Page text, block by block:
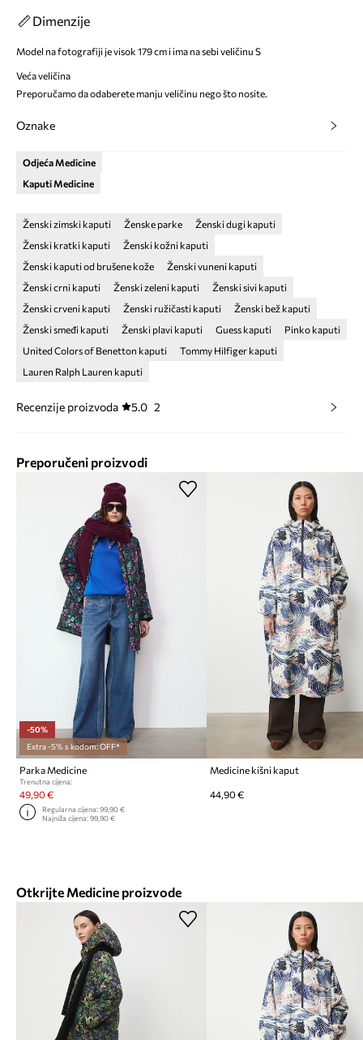
Dimenzije
Model na fotografiji je visok 179 cm i ima na sebi veličinu S
Veća veličina
Preporučamo da odaberete manju veličinu nego što nosite.
Oznake
Odjeća Medicine
Kaputi Medicine
Ženski zimski kaputi Ženske parke
Ženski dugi kaputi
Ženski kratki kaputi
Ženski kožni kaputi
Ženski kaputi od brušene kože
Ženski vuneni kaputi
Ženski crni kaputi
Ženski zeleni kaputi
Ženski sivi kaputi
Ženski crveni kaputi
Ženski ružičasti kaputi
Ženski bež kaputi
Ženski smeđi kaputi
Ženski plavi kaputi Guess kaputi
Pinko kaputi
United Colors of Benetton kaputi
Tommy Hilfiger kaputi
Lauren Ralph Lauren kaputi
Recenzije proizvoda 5.0 2
Preporučeni proizvodi
-50%
Extra -5% s kodom: OFF*
Parka Medicine
Trenutna cijena:
49,90 €
Regularna cijena:99,90 €
Najniža cijena:99,90 €
Medicine kišni kaput
44,90 €
Otkrijte Medicine proizvode